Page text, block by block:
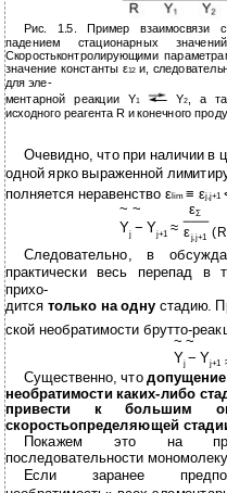
Рис. 1.5. Пример взаимосвязи
падением стационарных
Скоростьконтролирующими
значение константы ε12 и,
для эле-
ментарной реакции Y1 Y2, а
исходного реагента R и конечного
Очевидно, что при наличии в
одной ярко выраженной
полняется неравенство ε lim≡ εj,j+1
~ ~
εΣ
Yj − Yj+1 ≈ εj,j+1
Следовательно, в
практически весь перепад в
прихо-
дится только на одну стадию.
ской необратимости брутто-
~ ~
Yj − Yj+1
Существенно, что
необратимости каких-либо
привести к большим
скоростьопределяющей
Покажем это на
последовательности
Если заранее